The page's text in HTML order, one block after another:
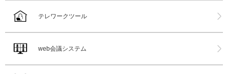
テレワークツール
web会議システム